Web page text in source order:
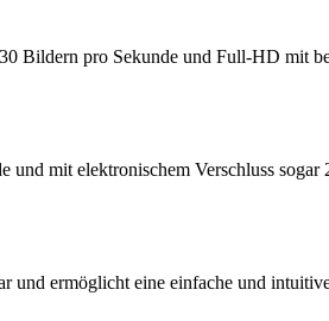
pro Sekunde und Full-HD mit
mit elektronischem Verschluss
ermöglicht eine einfache und